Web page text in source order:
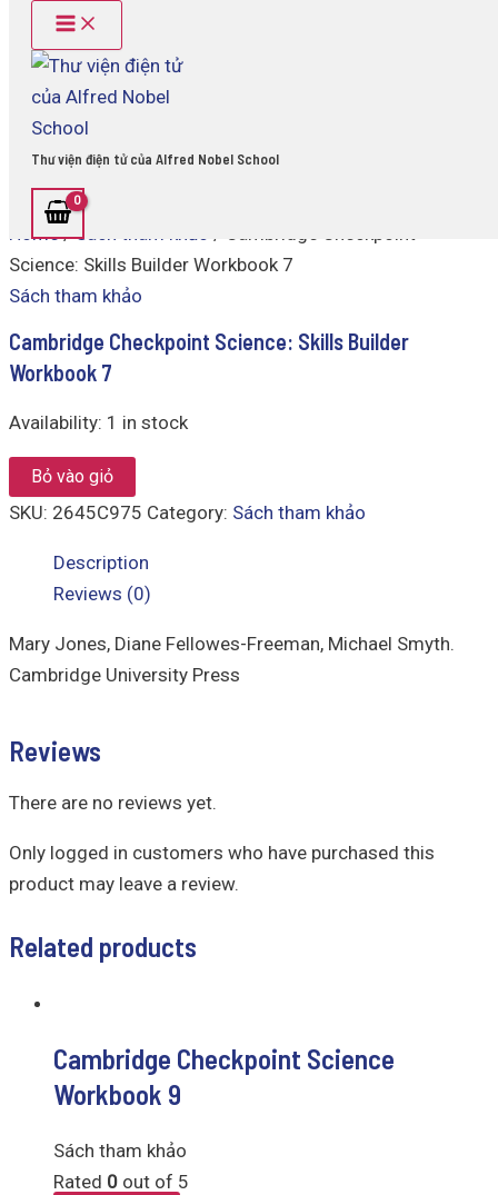
content
Main
Menu
Thư viện điện tử của Alfred Nobel School
Home/Sách tham khảo / Cambridge Checkpoint
Science: Skills Builder Workbook 7
Sách tham khảo
Cambridge Checkpoint Science: Skills Builder
Workbook 7
Availability: 1 in stock
Checkpoint
Science:
Builder
Workbook
quantity
Bỏ vào giỏ
SKU: 2645C975 Category: Sách tham khảo
Description
Reviews (0)
Mary Jones, Diane Fellowes-Freeman, Michael Smyth.
Cambridge University Press
Reviews
There are no reviews yet.
Only logged in customers who have purchased this
product may leave a review.
Related products
Cambridge Checkpoint Science
Workbook 9
Sách tham khảo
Rated 0 out of 5